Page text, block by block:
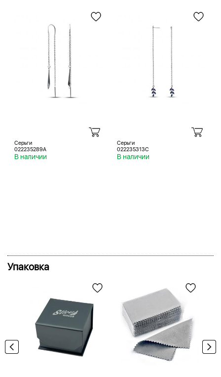
Серьги
022235289A
В наличии
Серьги
022235313C
В наличии
Упаковка